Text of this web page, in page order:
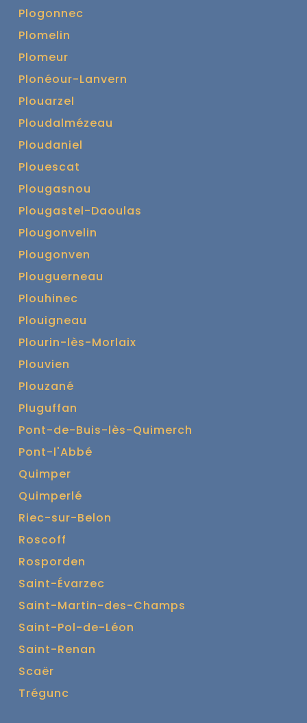
Plogonnec
Plomelin
Plomeur
Plonéour-Lanvern
Plouarzel
Ploudalmézeau
Ploudaniel
Plouescat
Plougasnou
Plougastel-Daoulas
Plougonvelin
Plougonven
Plouguerneau
Plouhinec
Plouigneau
Plourin-lès-Morlaix
Plouvien
Plouzané
Pluguffan
Pont-de-Buis-lès-Quimerch
Pont-l'Abbé
Quimper
Quimperlé
Riec-sur-Belon
Roscoff
Rosporden
Saint-Évarzec
Saint-Martin-des-Champs
Saint-Pol-de-Léon
Saint-Renan
Scaër
Trégunc